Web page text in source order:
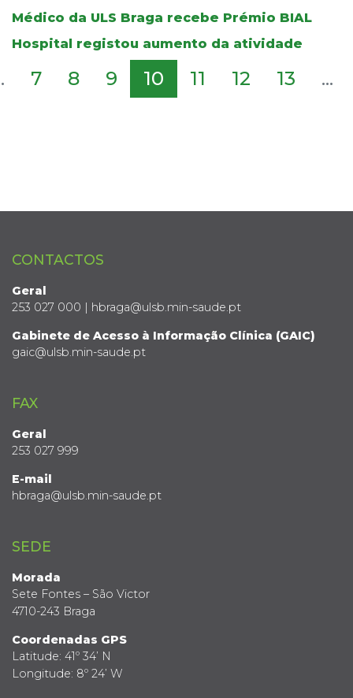
Médico da ULS Braga recebe Prémio BIAL
Hospital registou aumento da atividade
7 8 9 10 11 12 13 ...
CONTACTOS
Geral
253 027 000 | hbraga@ulsb.min-saude.pt
Gabinete de Acesso à Informação Clínica (GAIC)
gaic@ulsb.min-saude.pt
FAX
Geral
253 027 999
E-mail
hbraga@ulsb.min-saude.pt
SEDE
Morada
Sete Fontes – São Victor
4710-243 Braga
Coordenadas GPS
Latitude: 41º 34’ N
Longitude: 8º 24’ W